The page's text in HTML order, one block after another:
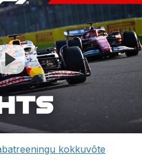
kokkuvõte